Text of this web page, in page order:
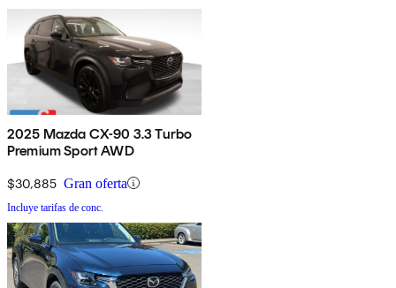
2025 Mazda CX-90 3.3 Turbo
Premium Sport AWD
$30,885 Gran oferta
Incluye tarifas de conc.